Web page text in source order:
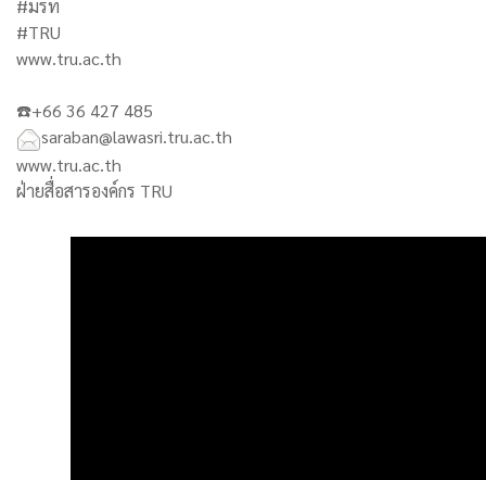
#มรท
#TRU
www.tru.ac.th
☎️+66 36 427 485
saraban@lawasri.tru.ac.th
www.tru.ac.th
ฝ่ายสื่อสารองค์กร TRU